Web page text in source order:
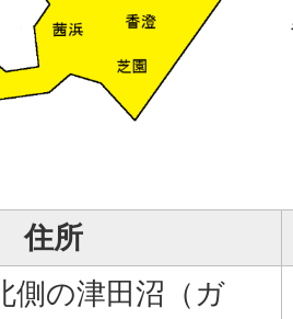
住所
側の津田沼（ガ